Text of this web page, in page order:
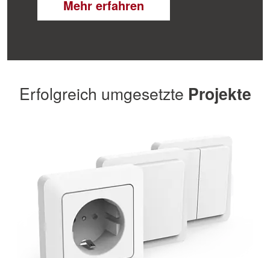
Mehr erfahren
Erfolgreich umgesetzte Projekte